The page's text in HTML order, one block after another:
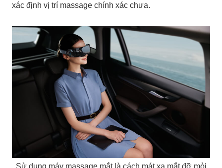
xác định vị trí massage chính xác chưa.
Sử dụng máy massage mắt là cách mát xa mắt đỡ mỏi